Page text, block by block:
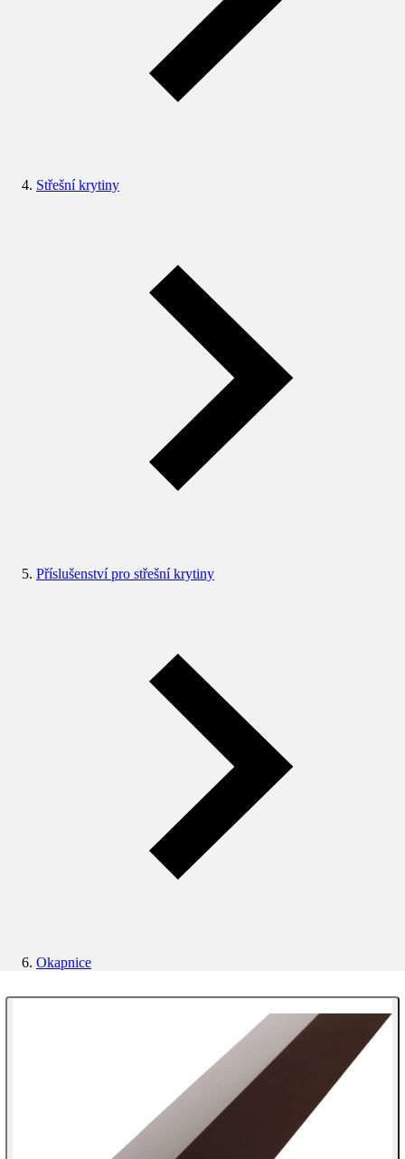
Střešní krytiny
Příslušenství pro střešní krytiny
Okapnice